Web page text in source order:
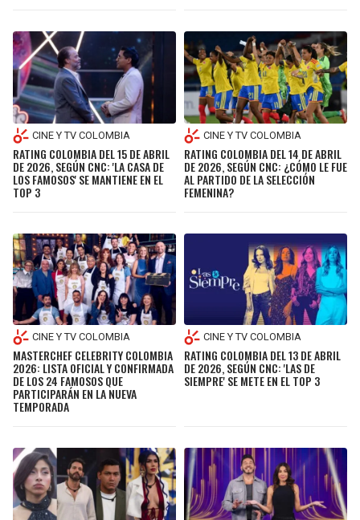
CINE Y TV COLOMBIA
RATING COLOMBIA DEL 15 DE ABRIL
DE 2026, SEGÚN CNC: 'LA CASA DE
LOS FAMOSOS' SE MANTIENE EN EL
TOP 3
CINE Y TV COLOMBIA
RATING COLOMBIA DEL 14 DE ABRIL
DE 2026, SEGÚN CNC: ¿CÓMO LE FUE
AL PARTIDO DE LA SELECCIÓN
FEMENINA?
CINE Y TV COLOMBIA
MASTERCHEF CELEBRITY COLOMBIA
2026: LISTA OFICIAL Y CONFIRMADA
DE LOS 24 FAMOSOS QUE
PARTICIPARÁN EN LA NUEVA
TEMPORADA
CINE Y TV COLOMBIA
RATING COLOMBIA DEL 13 DE ABRIL
DE 2026, SEGÚN CNC: 'LAS DE
SIEMPRE' SE METE EN EL TOP 3